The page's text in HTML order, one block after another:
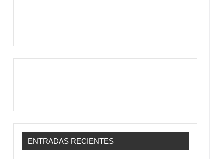
ENTRADAS RECIENTES